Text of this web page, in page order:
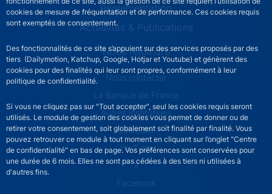
cookies de mesure de fréquentation et de performance. Ces cookies requis
sont exemptés de consentement.
Des fonctionnalités de ce site s’appuient sur des services proposés par des
tiers (Dailymotion, Katchup, Google, Hotjar et Youtube) et génèrent des
cookies pour des finalités qui leur sont propres, conformément à leur
politique de confidentialité.
Si vous ne cliquez pas sur "Tout accepter", seul les cookies requis seront
utilisés. Le module de gestion des cookies vous permet de donner ou de
retirer votre consentement, soit globalement soit finalité par finalité. Vous
pouvez retrouver ce module à tout moment en cliquant sur l’onglet "Centre
de confidentialité" en bas de page. Vos préférences sont conservées pour
une durée de 6 mois. Elles ne sont pas cédées à des tiers ni utilisées à
d'autres fins.
Réglementation
Actualités & Publications
Nous rejoindre
ACPR footer secondary menu (French)
Nous contacter
La Banque de France
Autres institutions
LinkedIn
YouTube
X
Facebook